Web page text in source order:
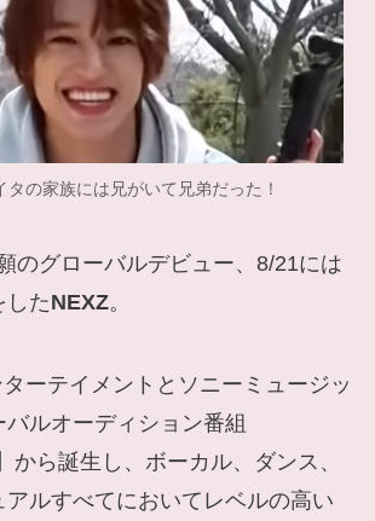
タの家族には兄がいて兄弟だった！
のグローバルデビュー、8/21には
したNEXZ。
ーテイメントとソニーミュージッ
バルオーディション番組
から誕生し、ボーカル、ダンス、
ルすべてにおいてレベルの高い